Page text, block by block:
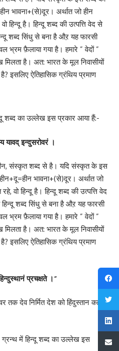
भावना+(से)दूर। अर्थात जो हीन
हिन्दू है। हिन्दू शब्द की उत्पत्ति वेद से
शब्द सिंधु से बना है औऱ यह फारसी
फ़ैलाया गया है। हमारे ” वेदों ”
मिलता है। अत: भारत के मूल निवासीयों
इसलिए ऐतिहासिक ग्रंथिय प्रमाण
शब्द का उल्लेख इस प्रकार आया हैं:-
यावद् इन्दुसरोवरं ।
संस्कृत शब्द से है। यदि संस्कृत के इस
भावना+(से)दूर। अर्थात जो
वो हिन्दू है। हिन्दू शब्द की उत्पत्ति वेद
शब्द सिंधु से बना है औऱ यह फारसी
फ़ैलाया गया है। हमारे ” वेदों ”
मिलता है। अत: भारत के मूल निवासीयों
इसलिए ऐतिहासिक ग्रंथिय प्रमाण
प्रचक्षते ।”
देव निर्मित देश को हिंदुस्तान कहते
ग्रन्थ में हिन्दू शब्द का उल्लेख इस